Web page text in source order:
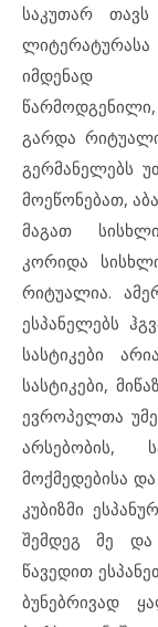
საკუთარ თავს
იმდენად
გარდა
გერმანელებს
მოეწონებათ,
მაგათ
კორიდა
რიტუალია.
ესპანელებს
სასტიკები
სასტიკები,
ევროპელთა
არსებობის,
მოქმედებისა
კუბიზმი
შემდეგ მე
წავედით
ბუნებრივად